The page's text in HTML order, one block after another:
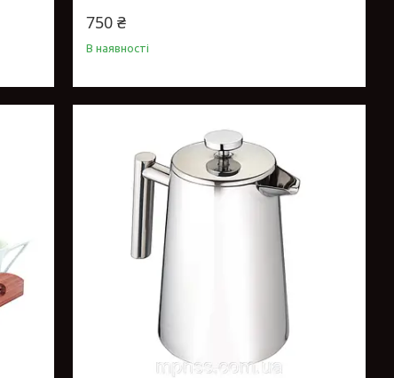
750 ₴
В наявності